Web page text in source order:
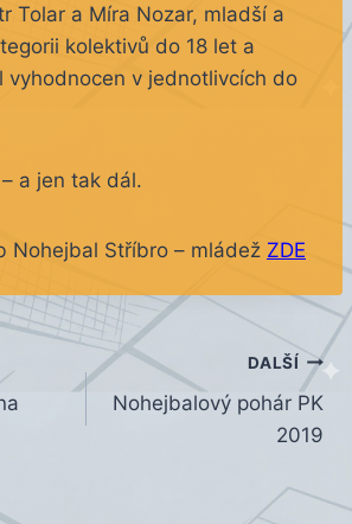
Tolar a Míra Nozar, mladší a
kolektivů do 18 let a
vyhodnocen v jednotlivcích do
a jen tak dál.
Nohejbal Stříbro – mládež ZDE
DALŠÍ
Nohejbalový pohár PK
2019